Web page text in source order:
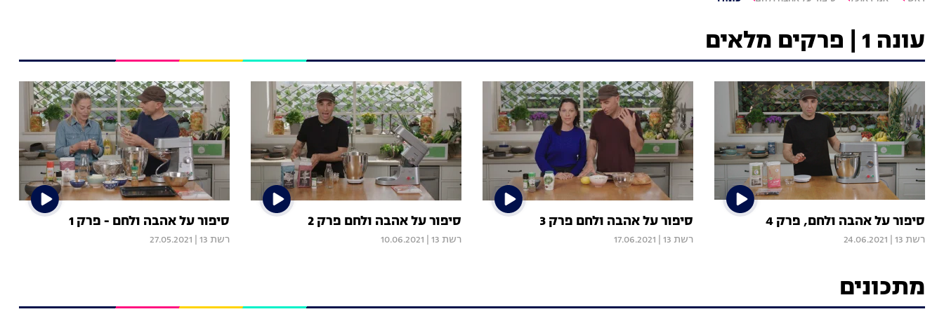
עונה 1 | פרקים מלאים
סיפור על אהבה ולחם, פרק 4
רשת 13 24.06.2021
סיפור על אהבה ולחם פרק 3
רשת 13 17.06.2021
סיפור על אהבה ולחם פרק 2
רשת 13 10.06.2021
סיפור על אהבה ולחם - פרק 1
רשת 13 27.05.2021
מתכונים